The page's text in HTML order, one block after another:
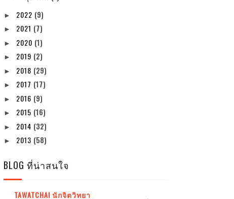
► 2022 (9)
► 2021 (7)
► 2020 (1)
► 2019 (2)
► 2018 (29)
► 2017 (17)
► 2016 (9)
► 2015 (16)
► 2014 (32)
► 2013 (58)
BLOG ที่น่าสนใจ
TAWATCHAI นักจิตวิทยา